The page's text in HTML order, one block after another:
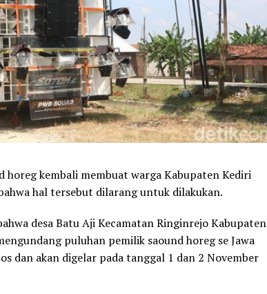
horeg kembali membuat warga Kabupaten Kediri
hal tersebut dilarang untuk dilakukan.
desa Batu Aji Kecamatan Ringinrejo Kabupaten
puluhan pemilik saound horeg se Jawa
dan akan digelar pada tanggal 1 dan 2 November